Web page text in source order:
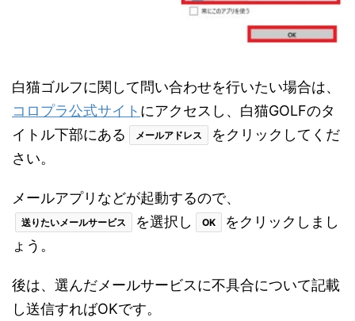
白猫ゴルフに関して問い合わせを行いたい場合は、
コロプラ公式サイト にアクセスし、白猫GOLFのタ
イトル下部にある
メールアドレス
をクリックしてくだ
さい。
メールアプリなどが起動するので、
送りたいメールサービス を選択し OK
をクリックしまし
ょう。
後は、選んだメールサービスに不具合について記載
し送信すればOKです。